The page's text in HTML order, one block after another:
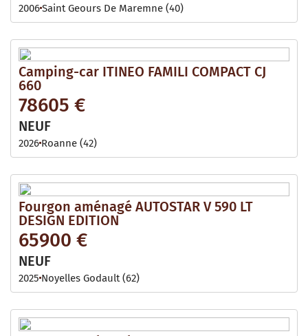
2006Saint Geours De Maremne (40)
Camping-car ITINEO FAMILI COMPACT CJ
660
78605 €
NEUF
2026 Roanne (42)
Fourgon aménagé AUTOSTAR V 590 LT
DESIGN EDITION
65900 €
NEUF
2025 Noyelles Godault (62)